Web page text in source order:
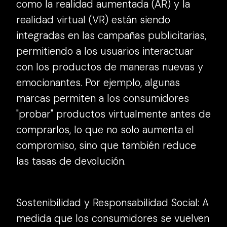
como la realidad aumentada (AR) y la
realidad virtual (VR) están siendo
integradas en las campañas publicitarias,
permitiendo a los usuarios interactuar
con los productos de maneras nuevas y
emocionantes. Por ejemplo, algunas
marcas permiten a los consumidores
"probar" productos virtualmente antes de
comprarlos, lo que no solo aumenta el
compromiso, sino que también reduce
las tasas de devolución.
Sostenibilidad y Responsabilidad Social: A
medida que los consumidores se vuelven